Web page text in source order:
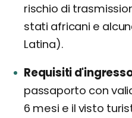
rischio di
stati africani e
Latina).
Requisiti
passaporto con
6 mesi e il visto